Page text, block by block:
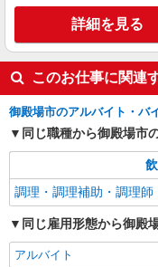
キープ
アルバイト パート
さわやか 御殿場ぐみ沢店
調理
グレ
26
給
の研
25％UP！ ※
昇給
記手
円）
祝手
（〒
研修で
（既
勤務
キープ
詳細を見る
このお仕事に関連
御殿場市のアルバイト・バ
同じ職種から御殿場市
調理・調理補助・調理師
同じ雇用形態から御殿
アルバイト